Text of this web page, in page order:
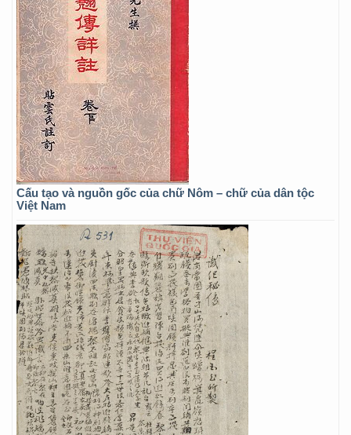
Cấu tạo và nguồn gốc của chữ Nôm – chữ của dân tộc
Việt Nam